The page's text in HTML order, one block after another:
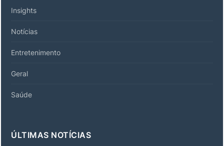
Insights
Notícias
Entretenimento
Geral
Saúde
ÚLTIMAS NOTÍCIAS